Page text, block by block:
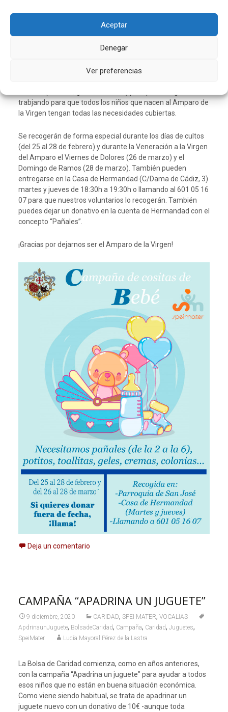
Aceptar
Denegar
Ver preferencias
Además de los actos y cultos ya anunciados, nuestra
Hermandad quiere hacerse Caridad, amor al prójimo, esta
venidera Cuaresma. Seguimos volcadas con el Proyecto
Vocalía de Caridad organiza una campaña de recogida de
trabjando para que todos los niños que nacen al Amparo de
la Virgen tengan todas las necesidades cubiertas.
Se recogerán de forma especial durante los días de cultos
(del 25 al 28 de febrero) y durante la Veneración a la Virgen
del Amparo el Viernes de Dolores (26 de marzo) y el
Domingo de Ramos (28 de marzo). También pueden
entregarse en la Casa de Hermandad (C/Dama de Cádiz, 3)
martes y jueves de 18:30h a 19:30h o llamando al 601 05 16
07 para que nuestros voluntarios lo recogerán. También
puedes dejar un donativo en la cuenta de Hermandad con el
concepto “Pañales”.
¡Gracias por dejarnos ser el Amparo de la Virgen!
Deja un comentario
CAMPAÑA “APADRINA UN JUGUETE”
9 diciembre, 2020 CARIDAD, SPEI MATER, VOCALIAS
ApdrinaunJuguete, BolsadeCaridad, Campaña, Caridad, Juguetes,
SpeiMater Lucía Mayoral Pérez de la Lastra
La Bolsa de Caridad comienza, como en años anteriores,
con la campaña “Apadrina un juguete” para ayudar a todos
esos niños que no están en buena situación económica.
Como viene siendo habitual, se trata de apadrinar un
juguete nuevo con un donativo de 10€ -aunque toda